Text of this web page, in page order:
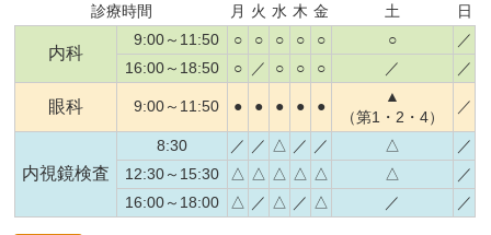
診療時間 月 火 水 木 金 土 日
内科
9:00～11:50 ○ ○ ○ ○ ○ ○
／
16:00～18:50
○ ／ ○ ○ ○ ／ ／
眼科 9:00～11:50 ● ● ● ● ●
▲
（第1・2・4）
／
内視鏡検査
8:30 ／ ／ △ ／ ／ △
／
12:30～15:30
△ △ △ △ △ △
／
16:00～18:00
△ ／ △ ／ △ ／ ／